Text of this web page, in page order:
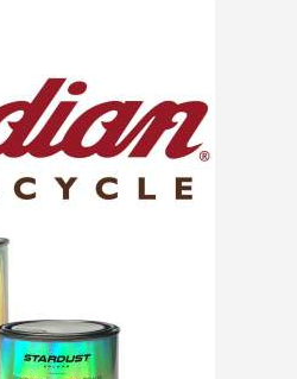
Obtenga su presupuesto
Comparte tus
Gana puntos de